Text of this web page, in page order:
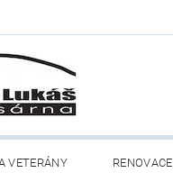
VETERÁNY RENOVACE